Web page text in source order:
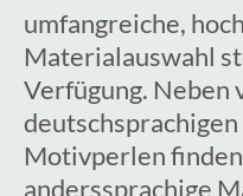
umfangreiche,
Materialauswahl
Verfügung. Neben
Motivperlen finden
anderssprachige